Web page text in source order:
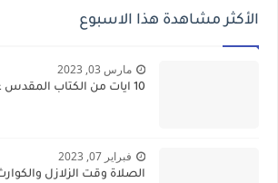
الأكثر مشاهدة هذا الاسبوع
مارس 03, 2023
10 ايات من الكتاب المقدس عن الزلازل
فبراير 07, 2023
الصلاة وقت الزلازل